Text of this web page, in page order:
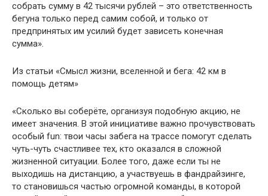
собрать сумму в 42 тысячи рублей – это ответственность
бегуна только перед самим собой, и только от
предпринятых им усилий будет зависеть конечная
сумма».
Из статьи «Смысл жизни, вселенной и бега: 42 км в
помощь детям»
«Сколько вы соберёте, организуя подобную акцию, не
имеет значения. В этой инициативе важно прочувствовать
особый fun: твои часы забега на трассе помогут сделать
чуть-чуть счастливее тех, кто оказался в сложной
жизненной ситуации. Более того, даже если ты не
выходишь на дистанцию, а участвуешь в фандрайзинге,
то становишься частью огромной команды, в которой